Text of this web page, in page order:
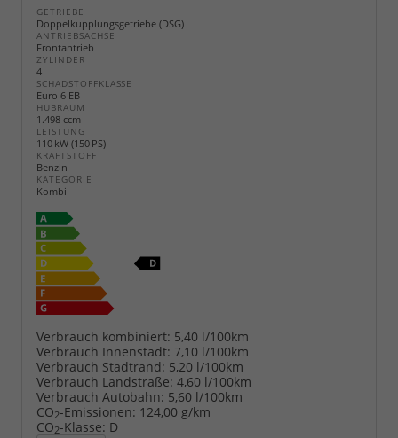
GETRIEBE
Doppelkupplungsgetriebe (DSG)
ANTRIEBSACHSE
Frontantrieb
ZYLINDER
4
SCHADSTOFFKLASSE
Euro 6 EB
HUBRAUM
1.498 ccm
LEISTUNG
110 kW (150 PS)
KRAFTSTOFF
Benzin
KATEGORIE
Kombi
Verbrauch kombiniert: 5,40 l/100km
Verbrauch Innenstadt: 7,10 l/100km
Verbrauch Stadtrand: 5,20 l/100km
Verbrauch Landstraße: 4,60 l/100km
Verbrauch Autobahn: 5,60 l/100km
CO2-Emissionen: 124,00 g/km
CO2-Klasse: D